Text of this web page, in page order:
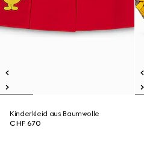
Kinderkleid aus Baumwolle
CHF 670